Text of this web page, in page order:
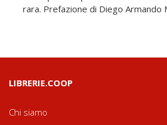
rara. Prefazione di Diego Armando
LIBRERIE.COOP
Chi siamo